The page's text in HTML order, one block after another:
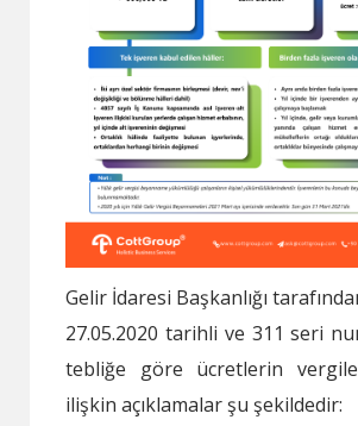
Gelir İdaresi Başkanlığı
27.05.2020 tarihli ve 311 seri
tebliğe göre ücretlerin
ilişkin açıklamalar şu şekildedir: